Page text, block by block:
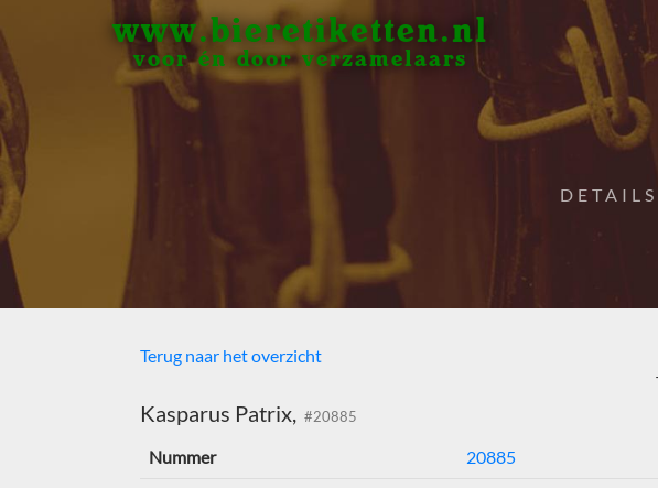
www.bieretiketten.nl
voor én door verzamelaars
Terug naar het overzicht
Kasparus Patrix, #20885
Nummer 20885